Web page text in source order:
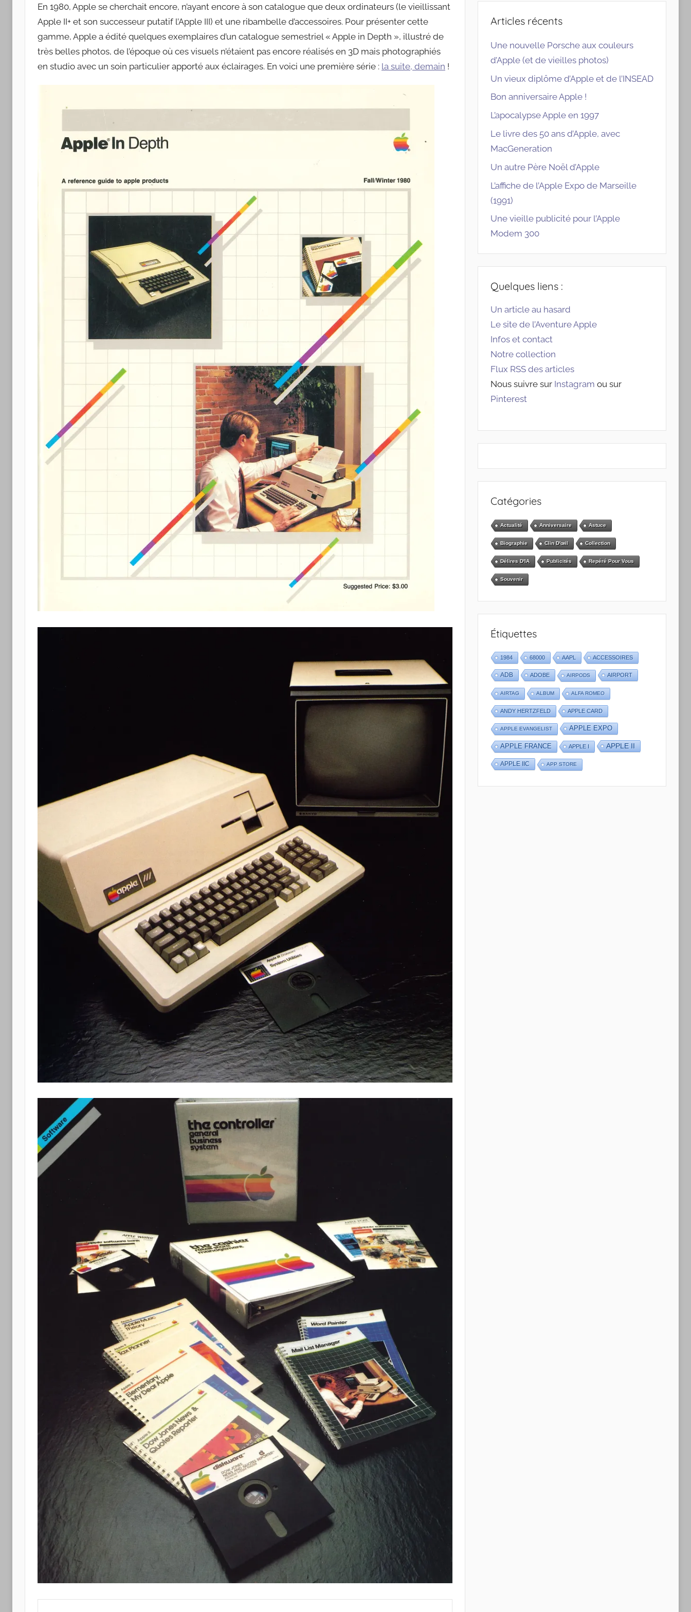
Apple
En 1980, Apple se cherchait encore, n’ayant encore à son catalogue que deux ordinateurs (le vieillissant
Apple II+ et son successeur putatif l’Apple III) et une ribambelle d’accessoires. Pour présenter cette
gamme, Apple a édité quelques exemplaires d’un catalogue semestriel « Apple in Depth », illustré de
très belles photos, de l’époque où ces visuels n’étaient pas encore réalisés en 3D mais photographiés
en studio avec un soin particulier apporté aux éclairages. En voici une première série : la suite, demain !
Articles récents
Une nouvelle Porsche aux couleurs
d’Apple (et de vieilles photos)
Un vieux diplôme d’Apple et de l’INSEAD
Bon anniversaire Apple !
L’apocalypse Apple en 1997
Le livre des 50 ans d’Apple, avec
MacGeneration
Un autre Père Noël d’Apple
L’affiche de l’Apple Expo de Marseille
(1991)
Une vieille publicité pour l’Apple
Modem 300
Quelques liens :
Un article au hasard
Le site de l’Aventure Apple
Infos et contact
Notre collection
Flux RSS des articles
Nous suivre sur Instagram ou sur
Pinterest
Catégories
Actualité Anniversaire Astuce
Biographie Clin D'œil Collection
Délires D'IA Publicités Repéré Pour Vous
Souvenir
Étiquettes
1984 68000 AAPL ACCESSOIRES
ADB ADOBE AIRPODS AIRPORT
AIRTAG ALBUM ALFA ROMEO
ANDY HERTZFELD APPLE CARD
APPLE EVANGELIST APPLE EXPO
APPLE FRANCE APPLE I APPLE II
APPLE IIC APP STORE